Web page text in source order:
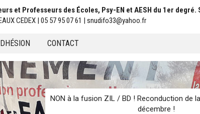
et Professeurs des Écoles, Psy-EN et AESH du 1er degré.
CEDEX | 05 57 95 07 61 | snudifo33@yahoo.fr
CONTACT
NON à la fusion ZIL / BD ! Reconduction de
décembre !